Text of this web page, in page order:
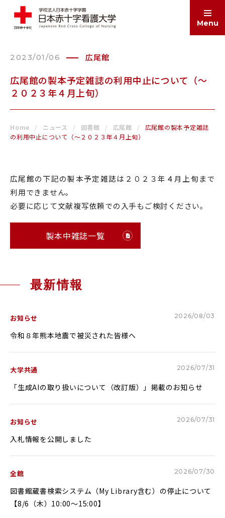
Menu
ABOUT
SCHOOL LIFE
学生生活
RESEARCH & COLLABORATION
研究・社会連携
受験生の方へ
在学生の方へ
卒業生の方へ ご寄付をお考えの方へ
お問い合わせ 図書館
アクセス
学内専用
Glexa Assessmentor
ENGLISH
2023/01/06 広尾館
広尾館の製本予定雑誌の利用中止について（～
２０２３年４月上旬）
Home ニュース 図書館 広尾館
広尾館の製本予定雑誌
の利用中止について（～２０２３年４月上旬）
広尾館の下記の製本予定雑誌は２０２３年 ４ 月上旬まで
利用できません。
必要に応じて文献複写依頼での入手もご検討ください。
製本中雑誌一覧
最新情報
お知らせ 2026/08/03
令和８年熊本地震で被災された皆様へ
大学共通 2026/07/31
「生成AIの取り扱いについて（改訂版）」掲載のお知らせ
お知らせ 2026/07/31
入札情報を公開しました
全館 2026/07/30
図書館蔵書検索システム（My Library含む）の停止について
【8/6（木）10:00～15:00】